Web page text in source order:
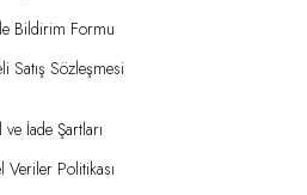
Bildirim Formu
Satış Sözleşmesi
ve İade Şartları
Veriler Politikası